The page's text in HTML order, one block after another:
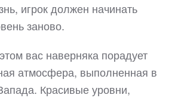
игрок должен начинать
заново.
вас наверняка порадует
атмосфера, выполненная в
Красивые уровни,